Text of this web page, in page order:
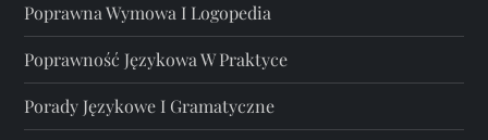
Poprawna Wymowa I Logopedia
Poprawność Językowa W Praktyce
Porady Językowe I Gramatyczne